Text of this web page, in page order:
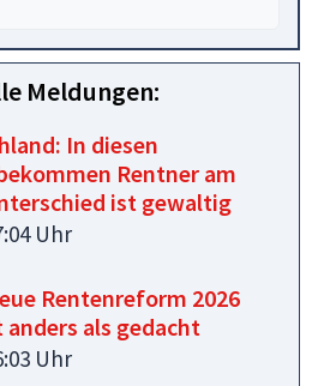
Meldungen:
In diesen
Rentner am
ist gewaltig
Uhr
Rentenreform 2026
als gedacht
Uhr